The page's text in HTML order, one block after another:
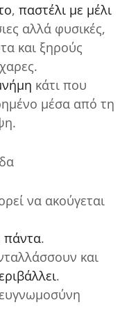
, παστέλι με μέλι
αλλά φυσικές,
και ξηρούς
κάτι που
μέσα από τη
να ακούγεται
πάντα.
και
.